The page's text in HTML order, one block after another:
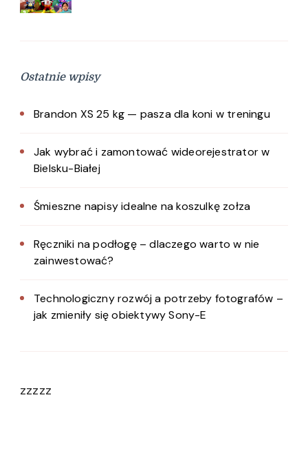
Ostatnie wpisy
Brandon XS 25 kg — pasza dla koni w treningu
Jak wybrać i zamontować wideorejestrator w
Bielsku-Białej
Śmieszne napisy idealne na koszulkę zołza
Ręczniki na podłogę – dlaczego warto w nie
zainwestować?
Technologiczny rozwój a potrzeby fotografów –
jak zmieniły się obiektywy Sony-E
zzzzz